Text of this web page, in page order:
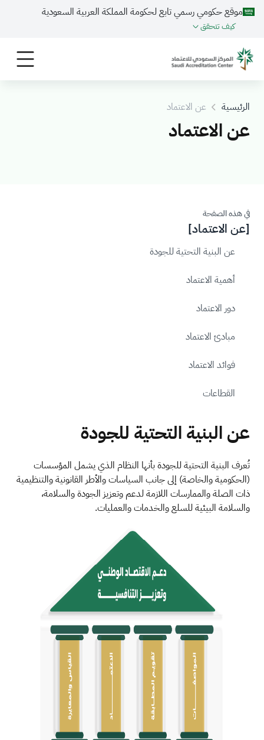
موقع حكومي رسمي تابع لحكومة المملكة العربية السعودية
كيف تتحقق
الرئيسية عن الاعتماد
عن الاعتماد
في هذه الصفحة
[عن الاعتماد]
عن البنية التحتية للجودة
أهمية الاعتماد
دور الاعتماد
مبادئ الاعتماد
فوائد الاعتماد
القطاعات
عن البنية التحتية للجودة
تُعرف البنية التحتية للجودة بأنها النظام الذي يشمل المؤسسات
(الحكومية والخاصة) إلى جانب السياسات والأطر القانونية والتنظيمية
ذات الصلة والممارسات اللازمة لدعم وتعزيز الجودة والسلامة،
والسلامة البيئية للسلع والخدمات والعمليات.